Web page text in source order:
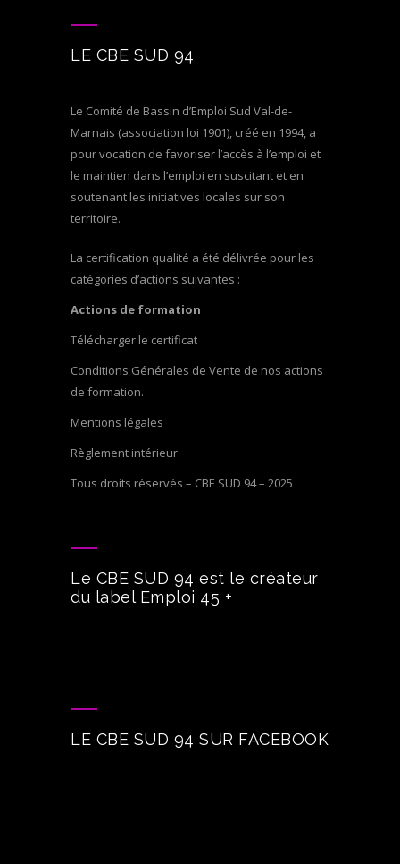
LE CBE SUD 94
Le Comité de Bassin d’Emploi Sud Val-de-
Marnais (association loi 1901), créé en 1994, a
pour vocation de favoriser l’accès à l’emploi et
le maintien dans l’emploi en suscitant et en
soutenant les initiatives locales sur son
territoire.
La certification qualité a été délivrée pour les
catégories d’actions suivantes :
Actions de formation
Télécharger le certificat
Conditions Générales de Vente de nos actions
de formation.
Mentions légales
Règlement intérieur
Tous droits réservés – CBE SUD 94 – 2025
Le CBE SUD 94 est le créateur
du label Emploi 45 +
LE CBE SUD 94 SUR FACEBOOK